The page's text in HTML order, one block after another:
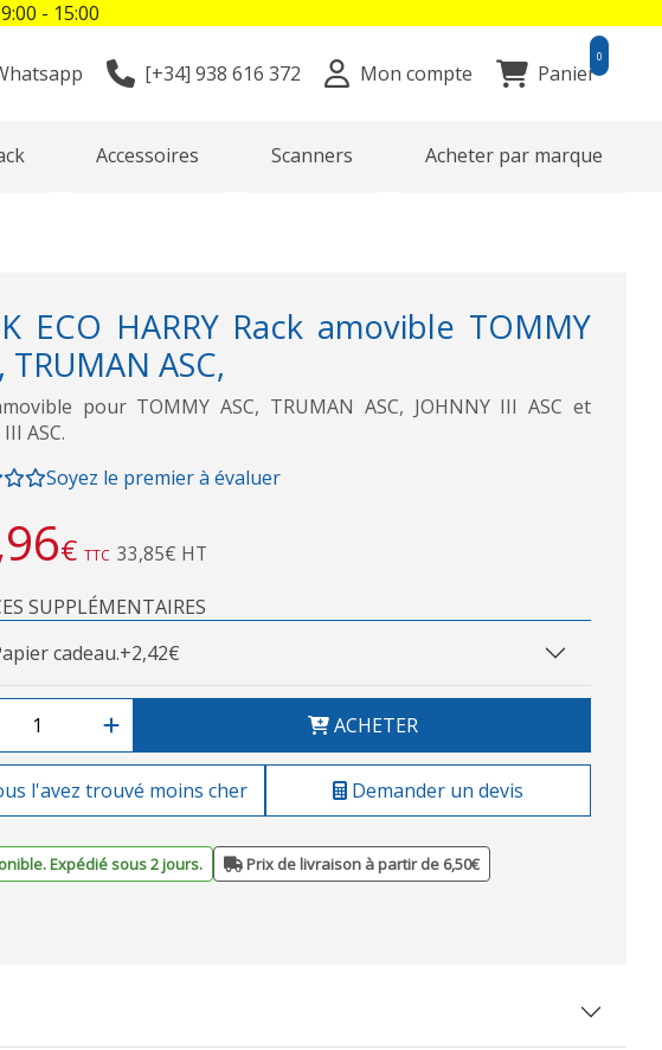
[+34] 938 616 372 Mon compte Panier
0
Accessoires Scanners Acheter par marque
ECO HARRY Rack amovible TOMMY
TRUMAN ASC,
pour TOMMY ASC, TRUMAN ASC, JOHNNY III ASC et
ASC.
Soyez le premier à évaluer
€ TTC 33,85€ HT
SUPPLÉMENTAIRES
cadeau.+2,42€
ACHETER
l'avez trouvé moins cher Demander un devis
Expédié sous 2 jours. Prix de livraison à partir de 6,50€
- 15:00